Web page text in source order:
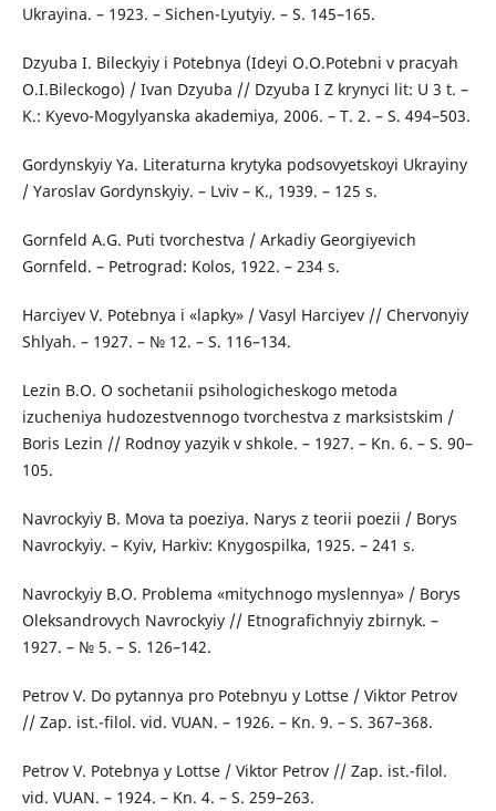
Ukrayina. – 1923. – Sichen-Lyutyiy. – S. 145–165.
Dzyuba І. Bileckyiy і Potebnya (Іdeyi О.О.Potebni v pracyah
О.І.Bileckogo) / Ivan Dzyuba // Dzyuba I Z krynyci lit: U 3 t. –
K.: Kyevo-Mogylyanska akademiya, 2006. – Т. 2. – S. 494–503.
Gordynskyiy Ya. Literaturna krytyka podsovyetskoyi Ukrayiny
/ Yaroslav Gordynskyiy. – Lviv – K., 1939. – 125 s.
Gornfeld A.G. Puti tvorchestva / Arkadiy Georgiyevich
Gornfeld. – Petrograd: Kolos, 1922. – 234 s.
Harciyev V. Potebnya і «lapky» / Vasyl Harciyev // Chervonyiy
Shlyah. – 1927. – № 12. – S. 116–134.
Lezin B.O. О sochetanii psihologicheskogo metoda
izucheniya hudozestvennogo tvorchestva z marksistskim /
Boris Lezin // Rodnoy yazyik v shkole. – 1927. – Kn. 6. – S. 90–
105.
Navrockyiy B. Mova ta poeziya. Narys z teorii poezii / Borys
Navrockyiy. – Kyiv, Harkiv: Knygospilka, 1925. – 241 s.
Navrockyiy B.О. Problema «mitychnogo myslennya» / Borys
Oleksandrovych Navrockyiy // Еtnografichnyiy zbirnyk. –
1927. – № 5. – S. 126–142.
Petrov V. Do pytannya pro Potebnyu y Lottse / Viktor Petrov
// Zap. ist.-filol. vid. VUAN. – 1926. – Kn. 9. – S. 367–368.
Petrov V. Potebnya y Lottse / Viktor Petrov // Zap. ist.-filol.
vid. VUAN. – 1924. – Kn. 4. – S. 259–263.